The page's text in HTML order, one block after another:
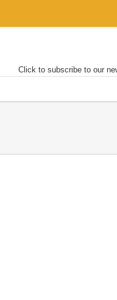
content
Click to subscribe to our